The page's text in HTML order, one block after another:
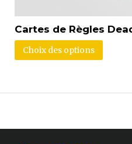
Cartes de Règles
Choix des options